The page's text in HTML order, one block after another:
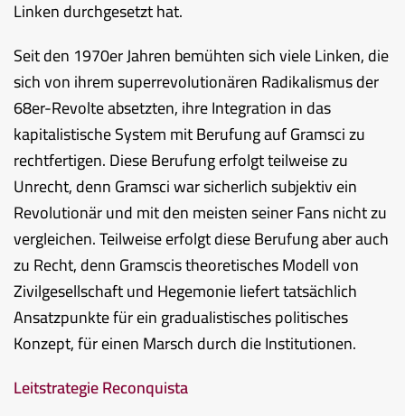
Linken durchgesetzt hat.
Seit den 1970er Jahren bemühten sich viele Linken, die
sich von ihrem superrevolutionären Radikalismus der
68er-Revolte absetzten, ihre Integration in das
kapitalistische System mit Berufung auf Gramsci zu
rechtfertigen. Diese Berufung erfolgt teilweise zu
Unrecht, denn Gramsci war sicherlich subjektiv ein
Revolutionär und mit den meisten seiner Fans nicht zu
vergleichen. Teilweise erfolgt diese Berufung aber auch
zu Recht, denn Gramscis theoretisches Modell von
Zivilgesellschaft und Hegemonie liefert tatsächlich
Ansatzpunkte für ein gradualistisches politisches
Konzept, für einen Marsch durch die Institutionen.
Leitstrategie Reconquista